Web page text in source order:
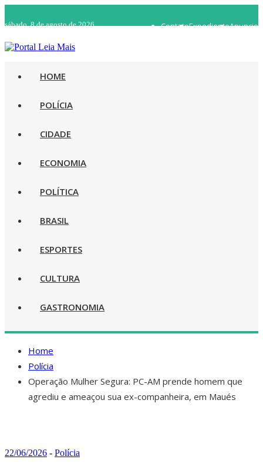
sábado, 8 de agosto de 2026 Anuncie
Expediente
Contato
HOME
POLÍCIA
CIDADE
ECONOMIA
POLÍTICA
BRASIL
ESPORTES
CULTURA
GASTRONOMIA
Home
Polícia
Operação Mulher Segura: PC-AM prende homem que
agrediu e ameaçou sua ex-companheira, em Maués
22/06/2026 - Polícia